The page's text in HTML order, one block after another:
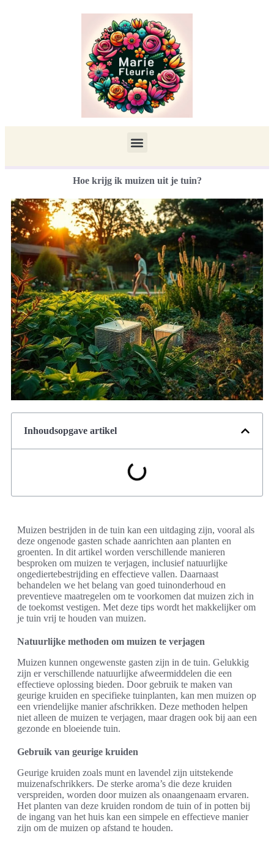
Hoe krijg ik muizen uit je tuin?
Inhoudsopgave artikel
Muizen bestrijden in de tuin kan een uitdaging zijn, vooral als
deze ongenode gasten schade aanrichten aan planten en
groenten. In dit artikel worden verschillende manieren
besproken om muizen te verjagen, inclusief natuurlijke
ongediertebestrijding en effectieve vallen. Daarnaast
behandelen we het belang van goed tuinonderhoud en
preventieve maatregelen om te voorkomen dat muizen zich in
de toekomst vestigen. Met deze tips wordt het makkelijker om
je tuin vrij te houden van muizen.
Natuurlijke methoden om muizen te verjagen
Muizen kunnen ongewenste gasten zijn in de tuin. Gelukkig
zijn er verschillende natuurlijke afweermiddelen die een
effectieve oplossing bieden. Door gebruik te maken van
geurige kruiden en specifieke tuinplanten, kan men muizen op
een vriendelijke manier afschrikken. Deze methoden helpen
niet alleen de muizen te verjagen, maar dragen ook bij aan een
gezonde en bloeiende tuin.
Gebruik van geurige kruiden
Geurige kruiden zoals munt en lavendel zijn uitstekende
muizenafschrikkers. De sterke aroma’s die deze kruiden
verspreiden, worden door muizen als onaangenaam ervaren.
Het planten van deze kruiden rondom de tuin of in potten bij
de ingang van het huis kan een simpele en effectieve manier
zijn om de muizen op afstand te houden.